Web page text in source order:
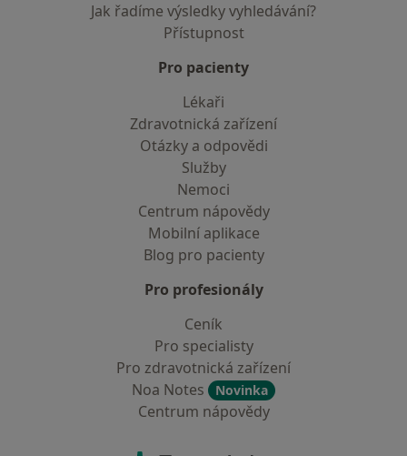
Jak řadíme výsledky vyhledávání?
Přístupnost
Pro pacienty
Lékaři
Zdravotnická zařízení
Otázky a odpovědi
Služby
Nemoci
Centrum nápovědy
Mobilní aplikace
Blog pro pacienty
Pro profesionály
Ceník
Pro specialisty
Pro zdravotnická zařízení
Noa Notes
Novinka
Centrum nápovědy